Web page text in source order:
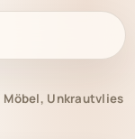
Möbel, Unkrautvlies